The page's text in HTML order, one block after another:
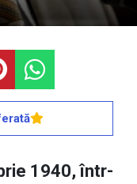
1940, într-